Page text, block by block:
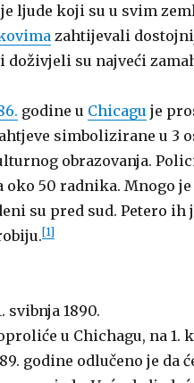
ljude koji su u svim
zahtijevali
su najveći
godine u Chicagu je
simbolizirane u 3
obrazovanja.
oko 50 radnika. Mnogo
su pred sud. Petero ih
[1]
svibnja 1890.
u Chichagu, na 1.
godine odlučeno je da